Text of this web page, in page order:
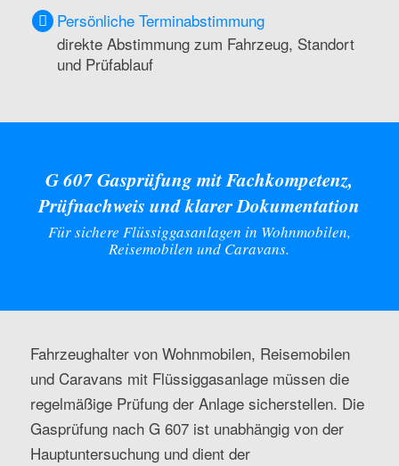
Persönliche Terminabstimmung
direkte Abstimmung zum Fahrzeug, Standort
und Prüfablauf
G 607 Gasprüfung mit Fachkompetenz,
Prüfnachweis und klarer Dokumentation
Für sichere Flüssiggasanlagen in Wohnmobilen,
Reisemobilen und Caravans.
Fahrzeughalter von Wohnmobilen, Reisemobilen
und Caravans mit Flüssiggasanlage müssen die
regelmäßige Prüfung der Anlage sicherstellen. Die
Gasprüfung nach G 607 ist unabhängig von der
Hauptuntersuchung und dient der